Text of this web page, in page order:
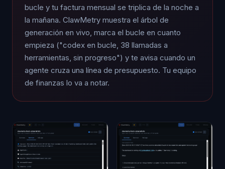
bucle y tu factura mensual se triplica de la noche a
la mañana. ClawMetry muestra el árbol de
generación en vivo, marca el bucle en cuanto
empieza ("codex en bucle, 38 llamadas a
herramientas, sin progreso") y te avisa cuando un
agente cruza una línea de presupuesto. Tu equipo
de finanzas lo va a notar.